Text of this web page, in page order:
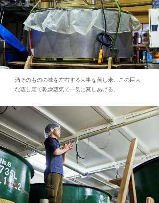
酒そのものの味を左右する大事な蒸し米。この巨大
な蒸し窯で乾燥蒸気で一気に蒸しあげる。